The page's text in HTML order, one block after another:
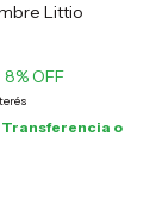
Littio
8% OFF
Transferencia o